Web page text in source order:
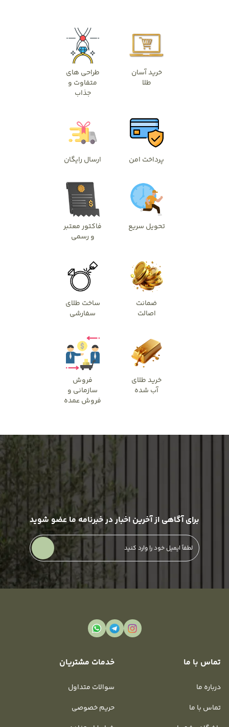
خرید آسان
طلا
طراحی های
متفاوت و
جذاب
پرداخت امن ارسال رایگان
تحویل سریع
فاکتور معتبر
و رسمی
ضمانت
اصالت
ساخت طلای
سفارشی
خرید طلای
آب شده
فروش
سازمانی و
فروش عمده
برای آگاهی از آخرین اخبار در خبرنامه ما عضو شوید
تماس با ما
درباره ما
تماس با ما
خدمات مشتریان
سوالات متداول
حریم خصوصی